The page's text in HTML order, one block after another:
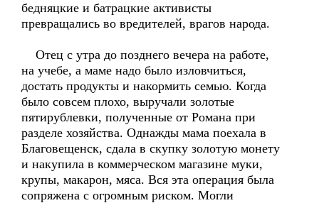
бедняцкие и батрацкие активисты
превращались во вредителей, врагов народа.
Отец с утра до позднего вечера на работе,
на учебе, а маме надо было изловчиться,
достать продукты и накормить семью. Когда
было совсем плохо, выручали золотые
пятирублевки, полученные от Романа при
разделе хозяйства. Однажды мама поехала в
Благовещенск, сдала в скупку золотую монету
и накупила в коммерческом магазине муки,
крупы, макарон, мяса. Вся эта операция была
сопряжена с огромным риском. Могли